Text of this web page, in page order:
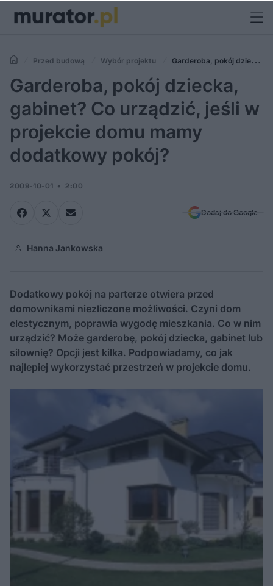
Przed budową Wybór projektu
Garderoba, pokój dziecka,
gabinet? Co urządzić, jeśli w projekcie domu mamy dodatkowy pokój?
Garderoba, pokój dziecka,
gabinet? Co urządzić, jeśli w
projekcie domu mamy
dodatkowy pokój?
2009-10-01 2:00
Dodaj do Google
Hanna Jankowska
Dodatkowy pokój na parterze otwiera przed
domownikami niezliczone możliwości. Czyni dom
elestycznym, poprawia wygodę mieszkania. Co w nim
urządzić? Może garderobę, pokój dziecka, gabinet lub
siłownię? Opcji jest kilka. Podpowiadamy, co jak
najlepiej wykorzystać przestrzeń w projekcie domu.